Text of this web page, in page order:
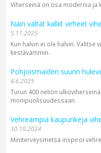
Viherseinä on osa modernia ja
Näin vältät kalliit virheet
5.11.2025
Kun halvin ei ole halvin. Valitse
kestävämmin.
Pohjoismaiden suurin
4.6.2025
Turun 400 neliön
monipuolisuudessaan.
Vehreämpiä kaupunkeja
30.10.2024
Miniterveysmetsä inspiroi